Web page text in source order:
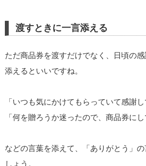
渡すときに一言添える
ただ商品券を渡すだけでなく、日頃の
添えるといいですね。
「いつも気にかけてもらっていて感謝し
「何を贈ろうか迷ったので、商品券にし
などの言葉を添えて、「ありがとう」
しょう。